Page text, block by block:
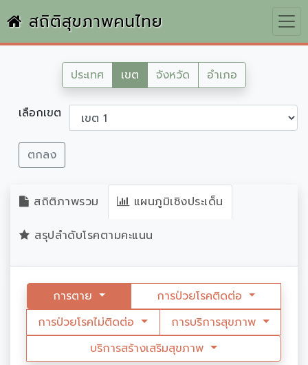
สถิติสุขภาพคนไทย
ประเทศ เขต จังหวัด อำเภอ
เลือกเขต
ตกลง
สถิติภาพรวม แผนภูมิเชิงประเด็น
สรุปลำดับโรคตามคะแนน
การตาย
การป่วยโรคติดต่อ
การป่วยโรคไม่ติดต่อ
การบริการสุขภาพ
บริการสร้างเสริมสุขภาพ